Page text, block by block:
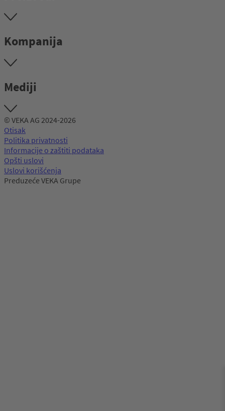
Kompanija
Mediji
© VEKA AG 2024-2026
Otisak
Politika privatnosti
Informacije o zaštiti podataka
Opšti uslovi
Uslovi korišćenja
Preduzeće VEKA Grupe